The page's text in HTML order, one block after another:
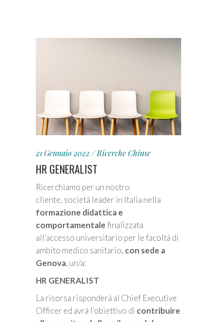
21 Gennaio 2022 Ricerche Chiuse
HR GENERALIST
Ricerchiamo per un nostro
cliente, società leader in Italia nella
formazione didattica e
comportamentalefinalizzata
all’accesso universitario per le facoltà di
ambito medico sanitario, con sede a
Genova, un/a:
HR GENERALIST
La risorsa risponderà al Chief Executive
Officer ed avrà l’obiettivo di contribuire